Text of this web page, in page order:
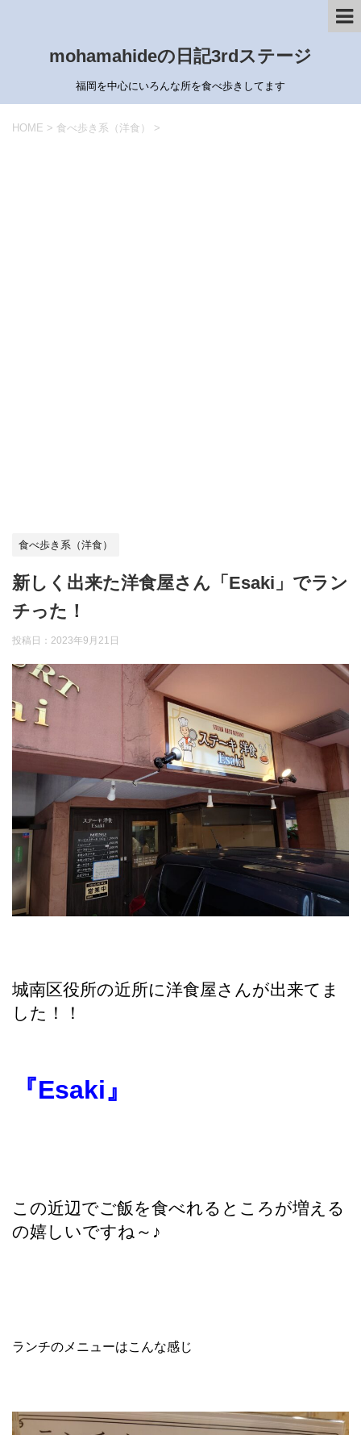
mohamahideの日記3rdステージ
福岡を中心にいろんな所を食べ歩きしてます
HOME > 食べ歩き系（洋食） >
食べ歩き系（洋食）
新しく出来た洋食屋さん「Esaki」でラン
チった！
投稿日： 2023年9月21日
城南区役所の近所に洋食屋さんが出来てま
した！！
『Esaki』
この近辺でご飯を食べれるところが増える
の嬉しいですね～♪
ランチのメニューはこんな感じ